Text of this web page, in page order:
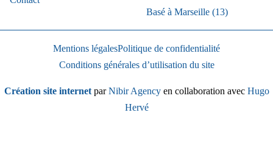
Basé à Marseille (13)
Mentions légalesPolitique de confidentialité
Conditions générales d’utilisation du site
Création site internetparNibir Agencyen collaboration avec Hugo
Hervé